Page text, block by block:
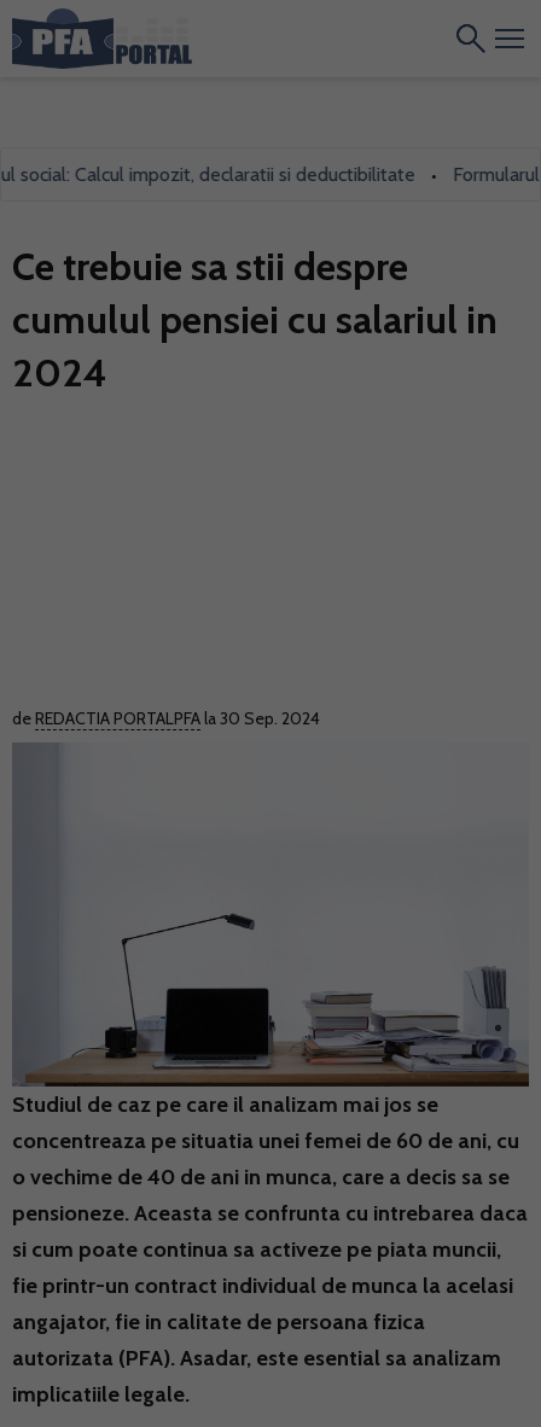
Calcul impozit, declaratii si deductibilitate • Formularul
Ce trebuie sa stii despre
cumulul pensiei cu salariul in
2024
de REDACTIA PORTALPFA la 30 Sep. 2024
Studiul de caz pe care il analizam mai jos se
concentreaza pe situatia unei femei de 60 de ani, cu
o vechime de 40 de ani in munca, care a decis sa se
pensioneze. Aceasta se confrunta cu intrebarea daca
si cum poate continua sa activeze pe piata muncii,
fie printr-un contract individual de munca la acelasi
angajator, fie in calitate de persoana fizica
autorizata (PFA). Asadar, este esential sa analizam
implicatiile legale.